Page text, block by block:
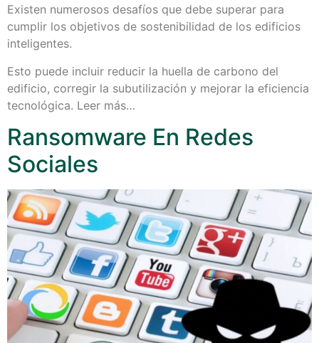
Existen numerosos desafíos que debe superar para
cumplir los objetivos de sostenibilidad de los edificios
inteligentes.
Esto puede incluir reducir la huella de carbono del
edificio, corregir la subutilización y mejorar la eficiencia
tecnológica. Leer más…
Ransomware En Redes
Sociales